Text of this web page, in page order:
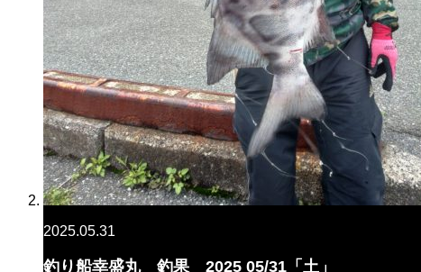
2025.05.31
釣り船幸盛丸 釣果 2025 05/31「土」